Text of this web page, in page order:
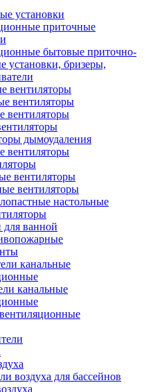
установки
приточные
бытовые приточно-
установки, бризеры,
вентиляторы
вентиляторы
дымоудаления
вентиляторы
вентиляторы
вентиляторы
настольные
ванной
канальные
канальные
воздуха для бассейнов